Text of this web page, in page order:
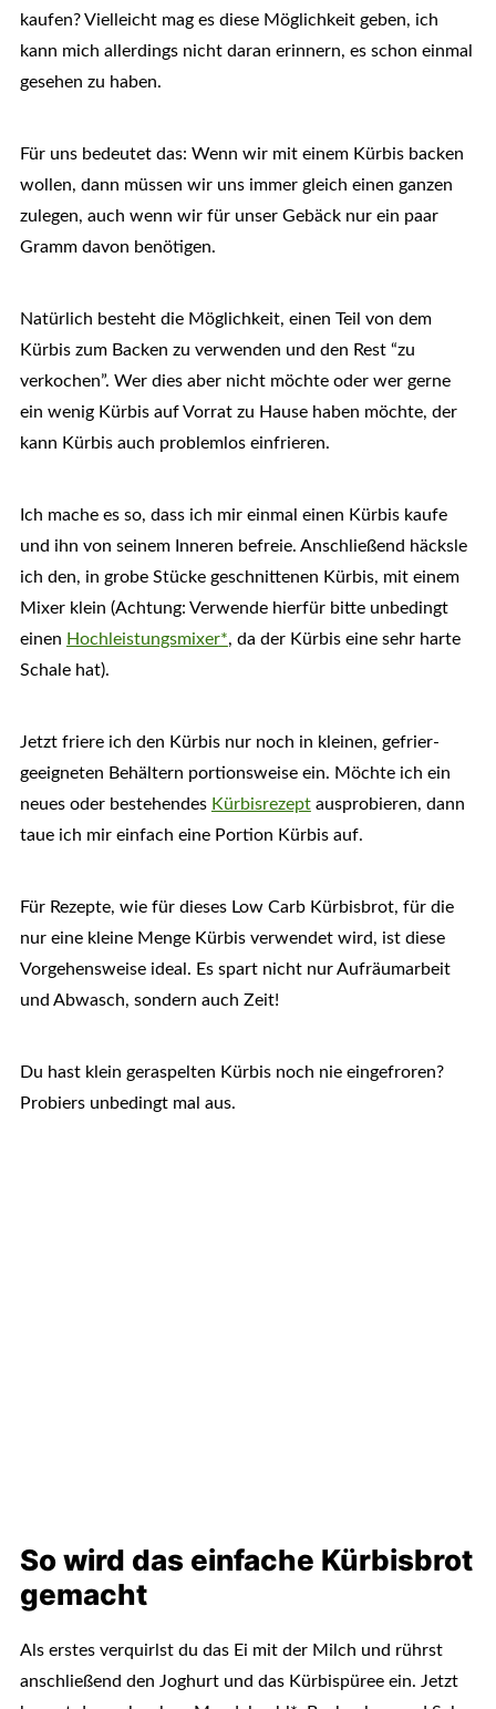
kaufen? Vielleicht mag es diese Möglichkeit geben, ich
kann mich allerdings nicht daran erinnern, es schon einmal
gesehen zu haben.
Für uns bedeutet das: Wenn wir mit einem Kürbis backen
wollen, dann müssen wir uns immer gleich einen ganzen
zulegen, auch wenn wir für unser Gebäck nur ein paar
Gramm davon benötigen.
Natürlich besteht die Möglichkeit, einen Teil von dem
Kürbis zum Backen zu verwenden und den Rest “zu
verkochen”. Wer dies aber nicht möchte oder wer gerne
ein wenig Kürbis auf Vorrat zu Hause haben möchte, der
kann Kürbis auch problemlos einfrieren.
Ich mache es so, dass ich mir einmal einen Kürbis kaufe
und ihn von seinem Inneren befreie. Anschließend häcksle
ich den, in grobe Stücke geschnittenen Kürbis, mit einem
Mixer klein (Achtung: Verwende hierfür bitte unbedingt
einen Hochleistungsmixer*, da der Kürbis eine sehr harte
Schale hat).
Jetzt friere ich den Kürbis nur noch in kleinen, gefrier-
geeigneten Behältern portionsweise ein. Möchte ich ein
neues oder bestehendes Kürbisrezeptausprobieren, dann
taue ich mir einfach eine Portion Kürbis auf.
Für Rezepte, wie für dieses Low Carb Kürbisbrot, für die
nur eine kleine Menge Kürbis verwendet wird, ist diese
Vorgehensweise ideal. Es spart nicht nur Aufräumarbeit
und Abwasch, sondern auch Zeit!
Du hast klein geraspelten Kürbis noch nie eingefroren?
Probiers unbedingt mal aus.
So wird das einfache Kürbisbrot
gemacht
Als erstes verquirlst du das Ei mit der Milch und rührst
anschließend den Joghurt und das Kürbispüree ein. Jetzt